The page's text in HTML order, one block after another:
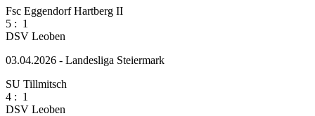
Fsc Eggendorf Hartberg II
5 : 1
DSV Leoben
03.04.2026 - Landesliga Steiermark
SU Tillmitsch
4 : 1
DSV Leoben